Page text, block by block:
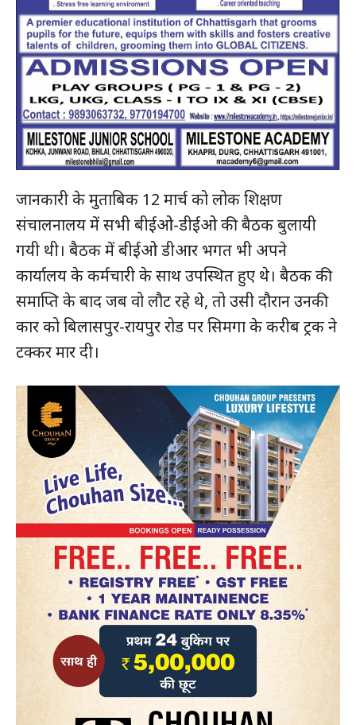
जानकारी के मुताबिक 12 मार्च को लोक शिक्षण
संचालनालय में सभी बीईओ-डीईओ की बैठक बुलायी
गयी थी। बैठक में बीईओ डीआर भगत भी अपने
कार्यालय के कर्मचारी के साथ उपस्थित हुए थे। बैठक की
समाप्ति के बाद जब वो लौट रहे थे, तो उसी दौरान उनकी
कार को बिलासपुर-रायपुर रोड पर सिमगा के करीब ट्रक ने
टक्कर मार दी।